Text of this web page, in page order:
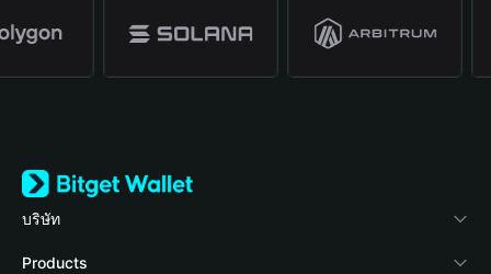
บริษัท
เกี่ยวกับ Bitget Wallet
Products